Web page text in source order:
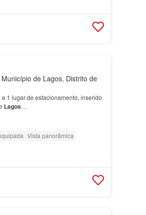
de Lagos, Distrito de
1 lugar de estacionamento, inserido
Lagos…
Vista panorâmica